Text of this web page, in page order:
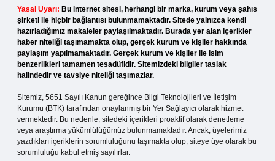
Yasal Uyarı: Bu internet sitesi, herhangi bir marka, kurum veya şahıs
şirketi ile hiçbir bağlantısı bulunmamaktadır. Sitede yalnızca kendi
hazırladığımız makaleler paylaşılmaktadır. Burada yer alan içerikler
haber niteliği taşımamakta olup, gerçek kurum ve kişiler hakkında
paylaşım yapılmamaktadır. Gerçek kurum ve kişiler ile isim
benzerlikleri tamamen tesadüfidir. Sitemizdeki bilgiler taslak
halindedir ve tavsiye niteliği taşımazlar.
Sitemiz, 5651 Sayılı Kanun gereğince Bilgi Teknolojileri ve İletişim
Kurumu (BTK) tarafından onaylanmış bir Yer Sağlayıcı olarak hizmet
vermektedir. Bu nedenle, sitedeki içerikleri proaktif olarak denetleme
veya araştırma yükümlülüğümüz bulunmamaktadır. Ancak, üyelerimiz
yazdıkları içeriklerin sorumluluğunu taşımakta olup, siteye üye olarak bu
sorumluluğu kabul etmiş sayılırlar.